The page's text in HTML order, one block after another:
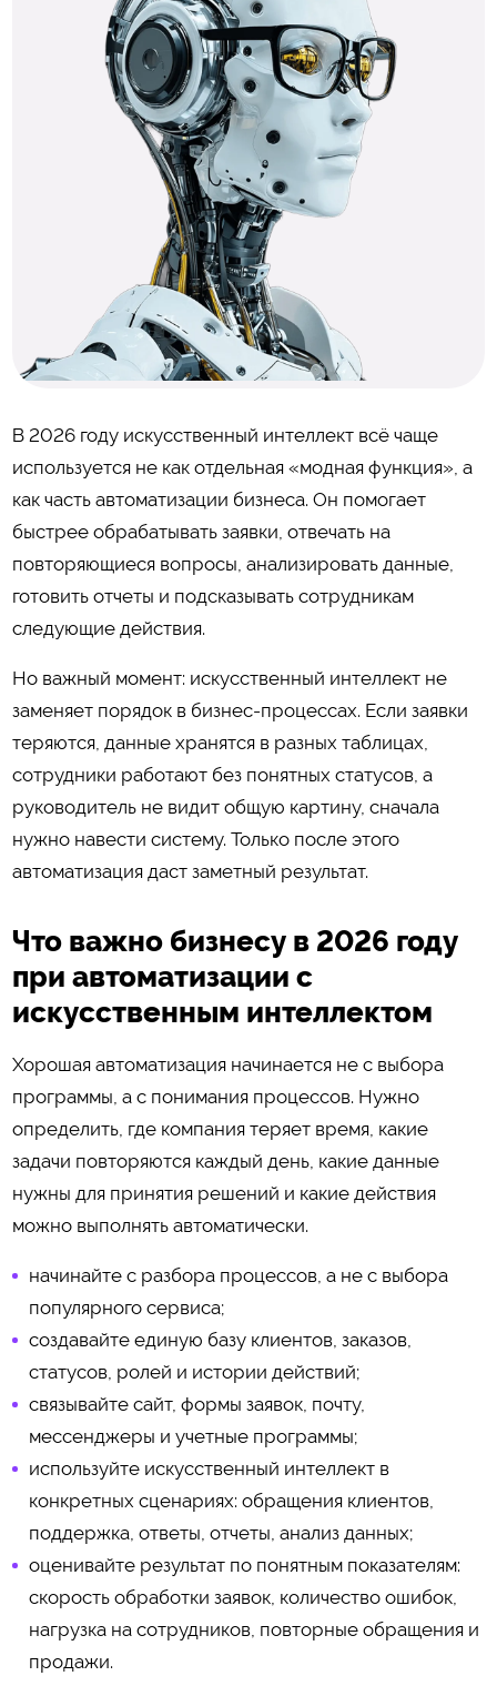
В 2026 году искусственный интеллект всё чаще
используется не как отдельная «модная функция», а
как часть автоматизации бизнеса. Он помогает
быстрее обрабатывать заявки, отвечать на
повторяющиеся вопросы, анализировать данные,
готовить отчеты и подсказывать сотрудникам
следующие действия.
Но важный момент: искусственный интеллект не
заменяет порядок в бизнес-процессах. Если заявки
теряются, данные хранятся в разных таблицах,
сотрудники работают без понятных статусов, а
руководитель не видит общую картину, сначала
нужно навести систему. Только после этого
автоматизация даст заметный результат.
Что важно бизнесу в 2026 году
при автоматизации с
искусственным интеллектом
Хорошая автоматизация начинается не с выбора
программы, а с понимания процессов. Нужно
определить, где компания теряет время, какие
задачи повторяются каждый день, какие данные
нужны для принятия решений и какие действия
можно выполнять автоматически.
начинайте с разбора процессов, а не с выбора
популярного сервиса;
создавайте единую базу клиентов, заказов,
статусов, ролей и истории действий;
связывайте сайт, формы заявок, почту,
мессенджеры и учетные программы;
используйте искусственный интеллект в
конкретных сценариях: обращения клиентов,
поддержка, ответы, отчеты, анализ данных;
оценивайте результат по понятным показателям:
скорость обработки заявок, количество ошибок,
нагрузка на сотрудников, повторные обращения и
продажи.